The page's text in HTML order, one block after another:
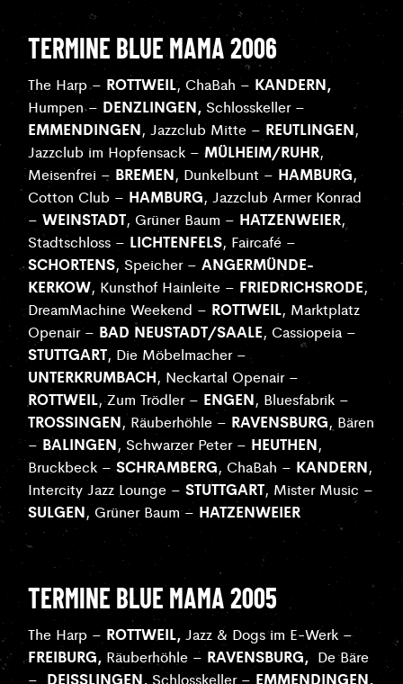
TERMINE BLUE MAMA 2006
The Harp – ROTTWEIL, ChaBah – KANDERN,
Humpen – DENZLINGEN, Schlosskeller –
EMMENDINGEN, Jazzclub Mitte – REUTLINGEN,
Jazzclub im Hopfensack –MÜLHEIM/RUHR,
Meisenfrei – BREMEN, Dunkelbunt – HAMBURG,
Cotton Club – HAMBURG, Jazzclub Armer Konrad
–WEINSTADT, Grüner Baum – HATZENWEIER,
Stadtschloss – LICHTENFELS, Faircafé –
SCHORTENS, Speicher –ANGERMÜNDE-
KERKOW, Kunsthof Hainleite – FRIEDRICHSRODE,
DreamMachine Weekend – ROTTWEIL, Marktplatz
Openair – BAD NEUSTADT/SAALE, Cassiopeia –
STUTTGART, Die Möbelmacher –
UNTERKRUMBACH, Neckartal Openair –
ROTTWEIL, Zum Trödler – ENGEN, Bluesfabrik –
TROSSINGEN, Räuberhöhle – RAVENSBURG, Bären
– BALINGEN, Schwarzer Peter –HEUTHEN,
Bruckbeck –SCHRAMBERG, ChaBah – KANDERN,
Intercity Jazz Lounge –STUTTGART, Mister Music –
SULGEN, Grüner Baum – HATZENWEIER
TERMINE BLUE MAMA 2005
The Harp – ROTTWEIL, Jazz & Dogs im E-Werk –
FREIBURG, Räuberhöhle – RAVENSBURG, De Bäre
– DEISSLINGEN,Schlosskeller – EMMENDINGEN,